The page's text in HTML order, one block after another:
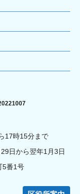
17時15分まで
日から翌年1月3日
5番1号